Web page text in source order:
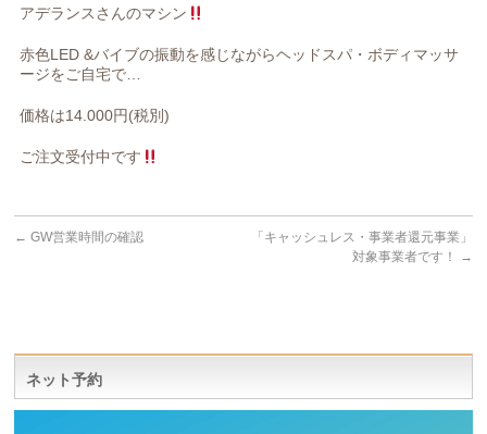
アデランスさんのマシン
赤色LED &バイブの振動を感じながらヘッドスパ・ボディマッサ
ージをご自宅で…
価格は14.000円(税別)
ご注文受付中です
← GW営業時間の確認
「キャッシュレス・事業者還元事業」
対象事業者です！
→
ネット予約